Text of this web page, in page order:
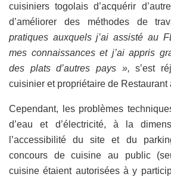
cuisiniers togolais d’acquérir
d’améliorer des méthodes de
pratiques auxquels j’ai assisté au
mes connaissances et j’ai appris
des plats d’autres pays »,s’est
cuisinier et propriétaire de Restaurant
Cependant, les problèmes
d’eau et d’électricité, à la
l’accessibilité du site et du
concours de cuisine au public
cuisine étaient autorisées à y